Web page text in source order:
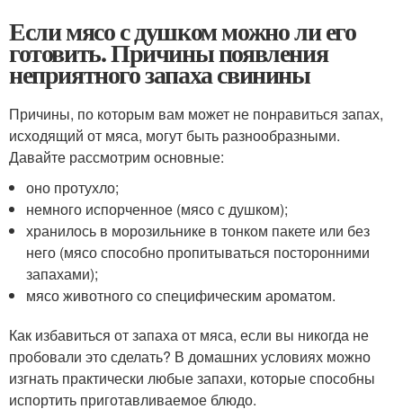
Если мясо с душком можно ли его
готовить. Причины появления
неприятного запаха свинины
Причины, по которым вам может не понравиться запах,
исходящий от мяса, могут быть разнообразными.
Давайте рассмотрим основные:
оно протухло;
немного испорченное (мясо с душком);
хранилось в морозильнике в тонком пакете или без
него (мясо способно пропитываться посторонними
запахами);
мясо животного со специфическим ароматом.
Как избавиться от запаха от мяса, если вы никогда не
пробовали это сделать? В домашних условиях можно
изгнать практически любые запахи, которые способны
испортить приготавливаемое блюдо.